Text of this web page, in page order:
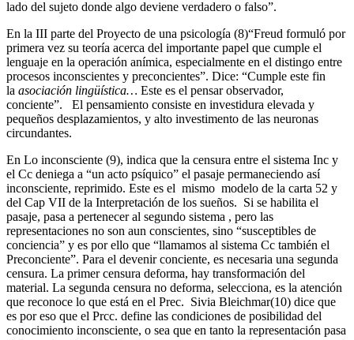
lado del sujeto donde algo deviene verdadero o falso”.
En la III parte del Proyecto de una psicología (8)“Freud formuló por
primera vez su teoría acerca del importante papel que cumple el
lenguaje en la operación anímica, especialmente en el distingo entre
procesos inconscientes y preconcientes”. Dice: “Cumple este fin
la asociación lingüística… Este es el pensar observador,
conciente”.
El pensamiento consiste en investidura elevada y
pequeños desplazamientos, y alto investimento de las neuronas
circundantes.
En Lo inconsciente (9), indica que la censura entre el sistema Inc y
el Cc deniega a “un acto psíquico” el pasaje permaneciendo así
inconsciente, reprimido. Este es el mismo modelo de la carta 52 y
del Cap VII de la Interpretación de los sueños. Si se habilita el
pasaje, pasa a pertenecer al segundo sistema , pero las
representaciones no son aun conscientes, sino “susceptibles de
conciencia” y es por ello que “llamamos al sistema Cc también el
Preconciente”. Para el devenir conciente, es necesaria una segunda
censura. La primer censura deforma, hay transformación del
material. La segunda censura no deforma, selecciona, es la atención
que reconoce lo que está en el Prec. Sivia Bleichmar(10) dice que
es por eso que el Prcc. define las condiciones de posibilidad del
conocimiento inconsciente, o sea que en tanto la representación pasa